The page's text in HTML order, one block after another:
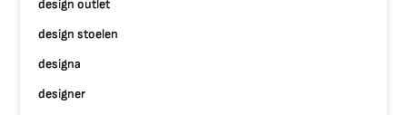
design outlet
design stoelen
designa
designer